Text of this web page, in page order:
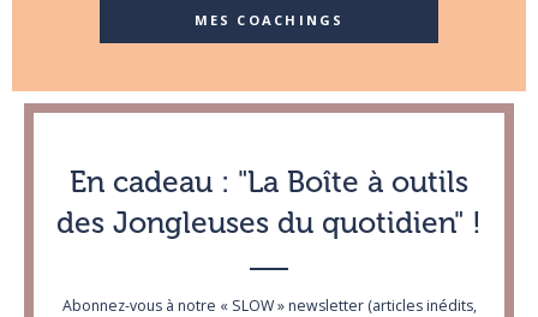
MES COACHINGS
En cadeau : "La Boîte à outils
des Jongleuses du quotidien" !
Abonnez-vous à notre « SLOW » newsletter (articles inédits,